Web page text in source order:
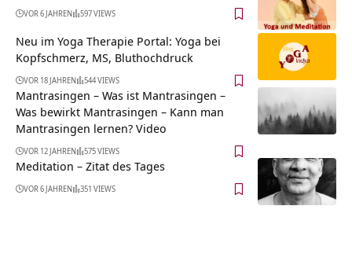
VOR 6 JAHREN 597 VIEWS
Neu im Yoga Therapie Portal: Yoga bei
Kopfschmerz, MS, Bluthochdruck
VOR 18 JAHREN 544 VIEWS
Mantrasingen – Was ist Mantrasingen –
Was bewirkt Mantrasingen – Kann man
Mantrasingen lernen? Video
VOR 12 JAHREN 575 VIEWS
Meditation – Zitat des Tages
VOR 6 JAHREN 351 VIEWS